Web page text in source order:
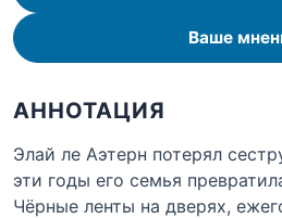
Ваше
АННОТАЦИЯ
Элай ле Аэтерн потерял
эти годы его семья
Чёрные ленты на дверях,